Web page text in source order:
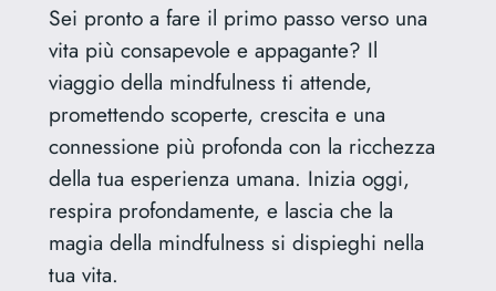
Sei pronto a fare il primo passo verso una
vita più consapevole e appagante? Il
viaggio della mindfulness ti attende,
promettendo scoperte, crescita e una
connessione più profonda con la ricchezza
della tua esperienza umana. Inizia oggi,
respira profondamente, e lascia che la
magia della mindfulness si dispieghi nella
tua vita.